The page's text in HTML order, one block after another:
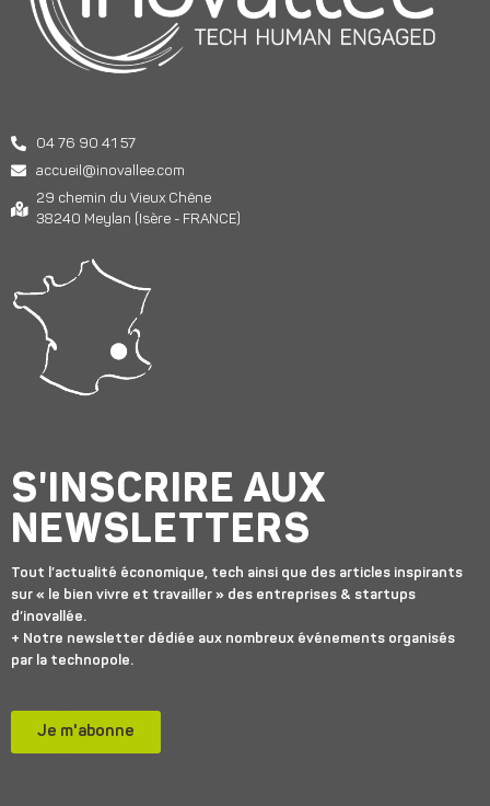
04 76 90 41 57
accueil@inovallee.com
29 chemin du Vieux Chêne
38240 Meylan (Isère - FRANCE)
S'INSCRIRE AUX
NEWSLETTERS
Tout l’actualité économique, tech ainsi que des articles inspirants
sur « le bien vivre et travailler » des entreprises & startups
d’inovallée.
+ Notre newsletter dédiée aux nombreux événements organisés
par la technopole.
Je m'abonne